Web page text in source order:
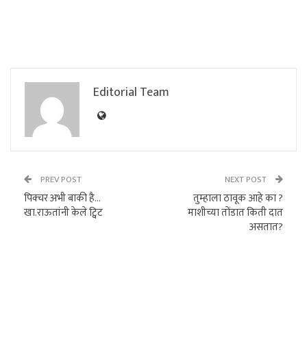
Editorial Team
PREV POST
पिक्चर अभी बाकी है…
खा.राऊतांनी केले ट्विट
NEXT POST
तुम्हाला ठावूक आहे का ?
माशीच्या तोंडात किती दात
असतात?